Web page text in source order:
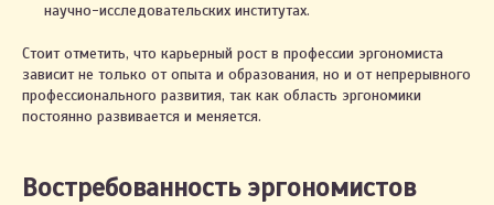
научно-исследовательских институтах.
Стоит отметить, что карьерный рост в профессии эргономиста
зависит не только от опыта и образования, но и от непрерывного
профессионального развития, так как область эргономики
постоянно развивается и меняется.
Востребованность эргономистов